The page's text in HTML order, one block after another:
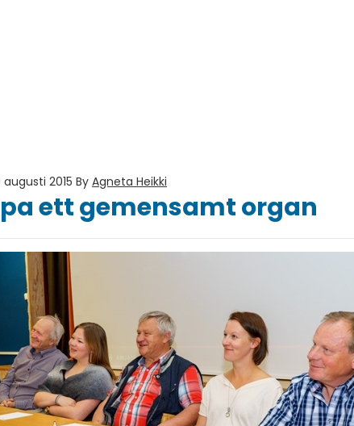
2015 By Agneta Heikki
ett gemensamt organ